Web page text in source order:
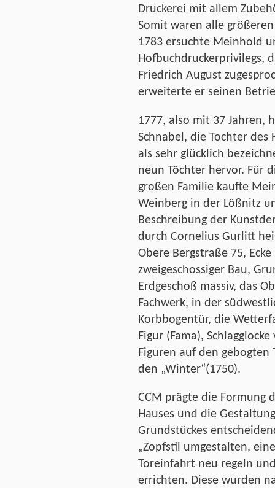
Druckerei mit allem
Somit waren alle
1783 ersuchte Meinhold
Hofbuchdruckerprivilegs,
Friedrich August
erweiterte er seinen
1777, also mit 37 Jahren,
Schnabel, die Tochter des
als sehr glücklich
neun Töchter hervor. Für
großen Familie kaufte
Weinberg in der Lößnitz
Beschreibung der
durch Cornelius Gurlitt
Obere Bergstraße 75,
zweigeschossiger Bau,
Erdgeschoß massiv, das
Fachwerk, in der
Korbbogentür, die
Figur (Fama),
Figuren auf den gebogten
den „Winter“(1750).
CCM prägte die Formung
Hauses und die
Grundstückes
„Zopfstil umgestalten,
Toreinfahrt neu regeln
errichten. Diese wurden